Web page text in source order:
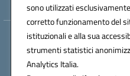
sono utilizzati
corretto funzionamento del
istituzionali e alla sua
strumenti statistici
Analytics Italia.
Hosting &
Concept &